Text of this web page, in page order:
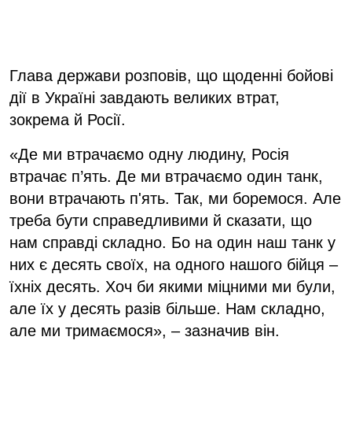
Глава держави розповів, що щоденні бойові
дії в Україні завдають великих втрат,
зокрема й Росії.
«Де ми втрачаємо одну людину, Росія
втрачає п’ять. Де ми втрачаємо один танк,
вони втрачають п'ять. Так, ми боремося. Але
треба бути справедливими й сказати, що
нам справді складно. Бо на один наш танк у
них є десять своїх, на одного нашого бійця –
їхніх десять. Хоч би якими міцними ми були,
але їх у десять разів більше. Нам складно,
але ми тримаємося», – зазначив він.